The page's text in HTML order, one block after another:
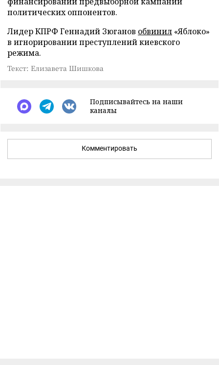
политических оппонентов.
Лидер КПРФ Геннадий Зюганов обвинил «Яблоко»
в игнорировании преступлений киевского
режима.
Текст: Елизавета Шишкова
Подписывайтесь на наши
каналы
Комментировать